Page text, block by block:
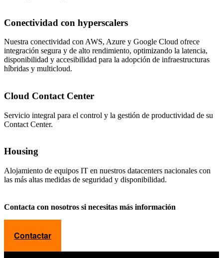
Conectividad con hyperscalers
Nuestra conectividad con AWS, Azure y Google Cloud ofrece
integración segura y de alto rendimiento, optimizando la latencia,
disponibilidad y accesibilidad para la adopción de infraestructuras
híbridas y multicloud.
Cloud Contact Center
Servicio integral para el control y la gestión de productividad de su
Contact Center.
Housing
Alojamiento de equipos IT en nuestros datacenters nacionales con
las más altas medidas de seguridad y disponibilidad.
Contacta con nosotros si necesitas más información
Contactar